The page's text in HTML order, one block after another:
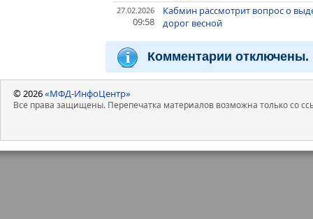
27.02.2026
09:58
Кабмин рассмотрит вопрос о
дорог весной
Комментарии отключены.
© 2026«МФД-ИнфоЦентр»
Все права защищены. Перепечатка материалов возможна только со